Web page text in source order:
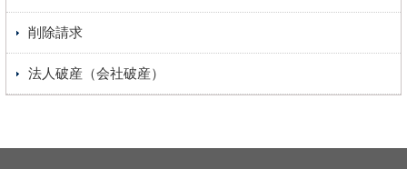
削除請求
法人破産（会社破産）